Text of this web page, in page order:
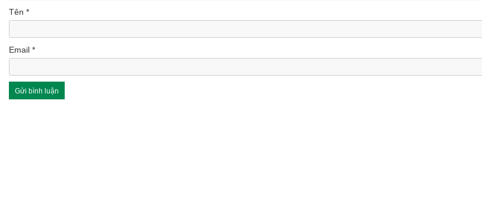
Tên *
Email *